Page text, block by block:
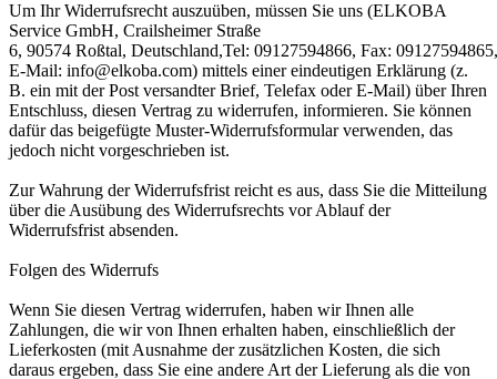
Um Ihr Widerrufsrecht auszuüben, müssen Sie uns (ELKOBA
Service GmbH, Crailsheimer Straße
6, 90574 Roßtal, Deutschland,Tel: 09127594866, Fax: 09127594865,
E-Mail: info@elkoba.com) mittels einer eindeutigen Erklärung (z.
B. ein mit der Post versandter Brief, Telefax oder E-Mail) über Ihren
Entschluss, diesen Vertrag zu widerrufen, informieren. Sie können
dafür das beigefügte Muster-Widerrufsformular verwenden, das
jedoch nicht vorgeschrieben ist.
Zur Wahrung der Widerrufsfrist reicht es aus, dass Sie die Mitteilung
über die Ausübung des Widerrufsrechts vor Ablauf der
Widerrufsfrist absenden.
Folgen des Widerrufs
Wenn Sie diesen Vertrag widerrufen, haben wir Ihnen alle
Zahlungen, die wir von Ihnen erhalten haben, einschließlich der
Lieferkosten (mit Ausnahme der zusätzlichen Kosten, die sich
daraus ergeben, dass Sie eine andere Art der Lieferung als die von